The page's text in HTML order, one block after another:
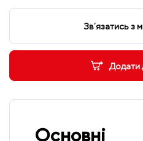
Додати
Звʼязатись
Основні